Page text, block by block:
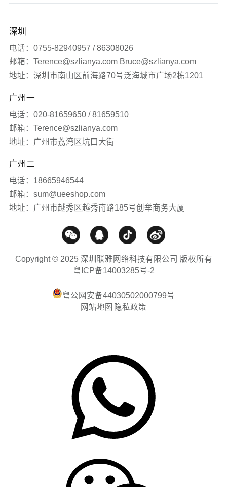
品牌营销服务
其他
发展历程
签约新闻
联雅观点
常见问题
网站知识
媒体报道
深圳
电话：0755-82940957 / 86308026
邮箱：Terence@szlianya.com Bruce@szlianya.com
地址：深圳市南山区前海路70号泛海城市广场2栋1201
广州一
电话：020-81659650 / 81659510
邮箱：Terence@szlianya.com
地址：广州市荔湾区坑口大街
广州二
电话：18665946544
邮箱：sum@ueeshop.com
地址：广州市越秀区越秀南路185号创举商务大厦
Copyright © 2025 深圳联雅网络科技有限公司 版权所有
粤ICP备14003285号-2
粤公网安备44030502000799号
网站地图 隐私政策